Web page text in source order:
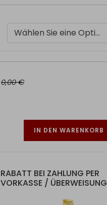
Wählen Sie eine Option
0,00 €
IN DEN WARENKORB
RABATT BEI ZAHLUNG PER
VORKASSE / ÜBERWEISUNG